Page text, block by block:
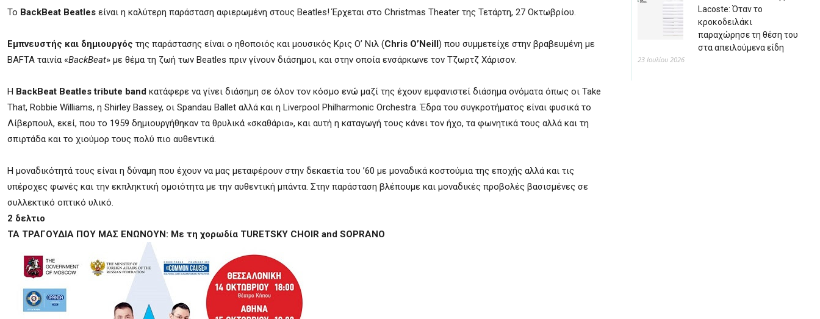
Το BackBeat Beatles είναι η καλύτερη παράσταση αφιερωμένη στους Beatles! Έρχεται στο Christmas Theater της Τετάρτη, 27 Οκτωβρίου.
Εμπνευστής και δημιουργός της παράστασης είναι ο ηθοποιός και μουσικός Κρις Ο’ Νιλ (Chris O’Neill) που συμμετείχε στην βραβευμένη με
BAFTA ταινία «BackBeat» με θέμα τη ζωή των Beatles πριν γίνουν διάσημοι, και στην οποία ενσάρκωνε τον Τζωρτζ Χάρισον.
Η BackBeat Beatles tribute band κατάφερε να γίνει διάσημη σε όλον τον κόσμο ενώ μαζί της έχουν εμφανιστεί διάσημα ονόματα όπως οι Take
That, Robbie Williams, η Shirley Bassey, οι Spandau Ballet αλλά και η Liverpool Philharmonic Orchestra. Έδρα του συγκροτήματος είναι φυσικά το
Λίβερπουλ, εκεί, που το 1959 δημιουργήθηκαν τα θρυλικά «σκαθάρια», και αυτή η καταγωγή τους κάνει τον ήχο, τα φωνητικά τους αλλά και τη
σπιρτάδα και το χιούμορ τους πολύ πιο αυθεντικά.
Η μοναδικότητά τους είναι η δύναμη που έχουν να μας μεταφέρουν στην δεκαετία του ’60 με μοναδικά κοστούμια της εποχής αλλά και τις
υπέροχες φωνές και την εκπληκτική ομοιότητα με την αυθεντική μπάντα. Στην παράσταση βλέπουμε και μοναδικές προβολές βασισμένες σε
συλλεκτικό οπτικό υλικό.
2 δελτιο
ΤΑ ΤΡΑΓΟΥΔΙΑ ΠΟΥ ΜΑΣ ΕΝΩΝΟΥΝ: Με τη χορωδία TURETSKY CHOIR and SOPRANO
Lacoste: Όταν το
κροκοδειλάκι
παραχώρησε τη θέση του
στα απειλούμενα είδη
23 Ιουλίου 2026